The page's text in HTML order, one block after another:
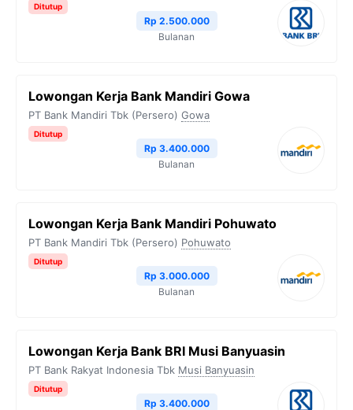
Ditutup
Rp 2.500.000
Bulanan
Lowongan Kerja Bank Mandiri Gowa
PT Bank Mandiri Tbk (Persero) Gowa
Ditutup
Rp 3.400.000
Bulanan
Lowongan Kerja Bank Mandiri Pohuwato
PT Bank Mandiri Tbk (Persero) Pohuwato
Ditutup
Rp 3.000.000
Bulanan
Lowongan Kerja Bank BRI Musi Banyuasin
PT Bank Rakyat Indonesia Tbk Musi Banyuasin
Ditutup
Rp 3.400.000